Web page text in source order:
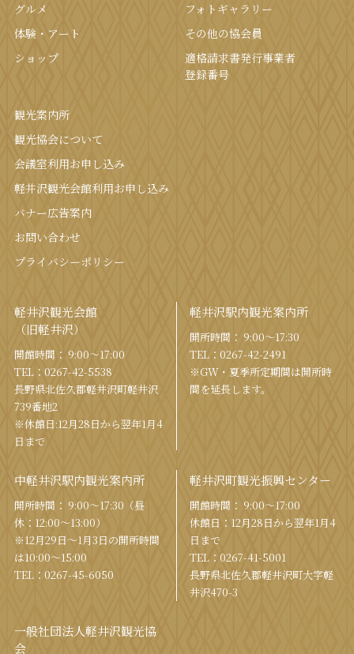
グルメ
体験・アート
ショップ
フォトギャラリー
その他の協会員
適格請求書発行事業者
登録番号
観光案内所
観光協会について
会議室利⽤お申し込み
軽井沢観光会館利⽤お申し込み
バナー広告案内
お問い合わせ
プライバシーポリシー
軽井沢観光会館
（旧軽井沢）
開館時間： 9:00〜17:00
TEL： 0267-42-5538
⻑野県北佐久郡軽井沢町軽井沢
739番地2
※休館日:12月28日から翌年1月4
日まで
軽井沢駅内観光案内所
開所時間： 9:00〜17:30
TEL： 0267-42-2491
※GW・夏季所定期間は開所時
間を延⻑します。
中軽井沢駅内観光案内所
開所時間： 9:00〜17:30（昼
休：12:00〜13:00）
※12月29日〜1月3日の開所時間
は10:00〜15:00
TEL： 0267-45-6050
軽井沢町観光振興センター
開館時間： 9:00〜17:00
休館⽇：12⽉28⽇から翌年1⽉4
⽇まで
TEL： 0267-41-5001
⻑野県北佐久郡軽井沢町⼤字軽
井沢470-3
一般社団法人軽井沢観光協
会